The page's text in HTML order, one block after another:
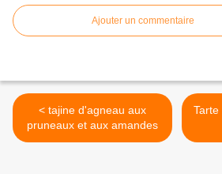
Ajouter un commentaire
< tajine d'agneau aux
pruneaux et aux amandes